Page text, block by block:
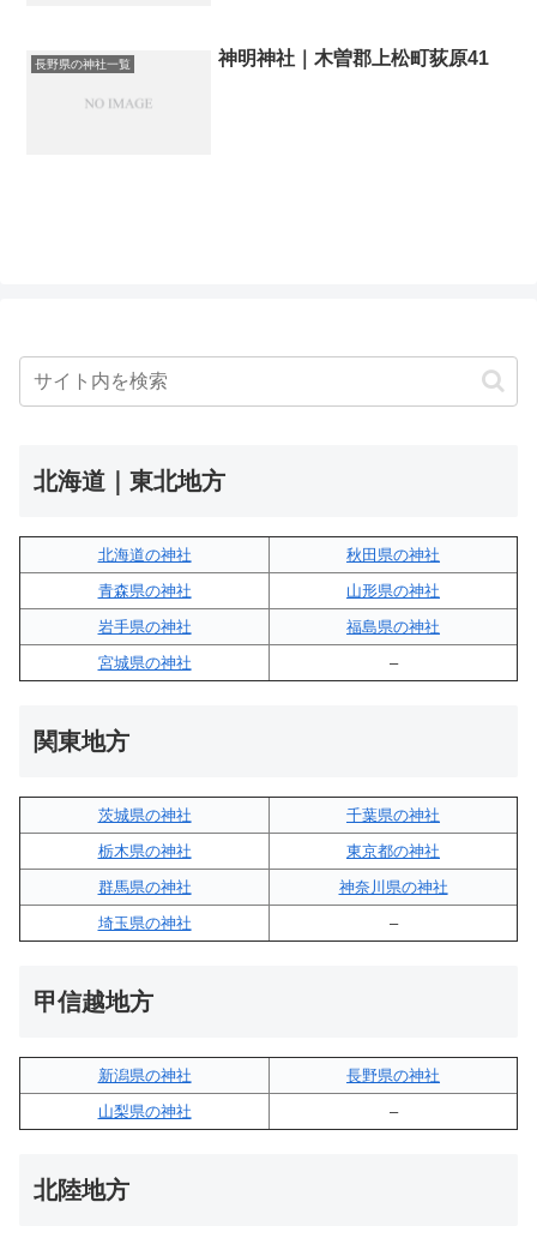
長野県の神社一覧 神明神社｜木曽郡上松町荻原41
北海道｜東北地方
北海道の神社
秋田県の神社
青森県の神社
山形県の神社
岩手県の神社
福島県の神社
宮城県の神社
–
関東地方
茨城県の神社
千葉県の神社
栃木県の神社
東京都の神社
群馬県の神社
神奈川県の神社
埼玉県の神社
–
甲信越地方
新潟県の神社
長野県の神社
山梨県の神社
–
北陸地方